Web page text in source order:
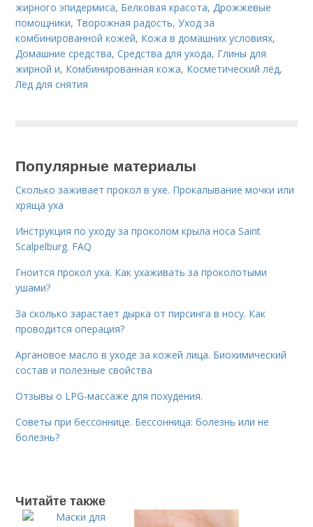
жирного эпидермиса, Белковая красота,Дрожжевые
помощники, Творожная радость,Уход за
комбинированной кожей, Кожа в домашних условиях,
Домашние средства,Средства для ухода, Глины для
жирной и, Комбинированная кожа, Косметический лёд,
Лёд для снятия
Популярные материалы
Сколько заживает прокол в ухе. Прокалывание мочки или
хряща уха
Инструкция по уходу за проколом крыла носа Saint
Scalpelburg. FAQ
Гноится прокол уха. Как ухаживать за проколотыми
ушами?
За сколько зарастает дырка от пирсинга в носу. Как
проводится операция?
Аргановое масло в уходе за кожей лица. Биохимический
состав и полезные свойства
Отзывы о LPG-массаже для похудения.
Советы при бессоннице. Бессонница: болезнь или не
болезнь?
Читайте также